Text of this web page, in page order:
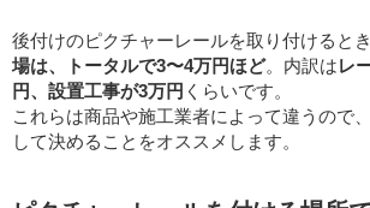
後付けのピクチャーレールを取り付けると
場は、トータルで3〜4万円ほど。内訳はレ
円、設置工事が3万円 くらいです。
これらは商品や施工業者によって違うので
して決めることをオススメします。